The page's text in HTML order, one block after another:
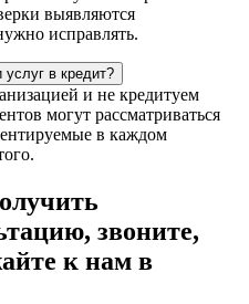
выявляются
исправлять.
в кредит?
и не кредитуем
могут рассматриваться
в каждом
звоните,
к нам в